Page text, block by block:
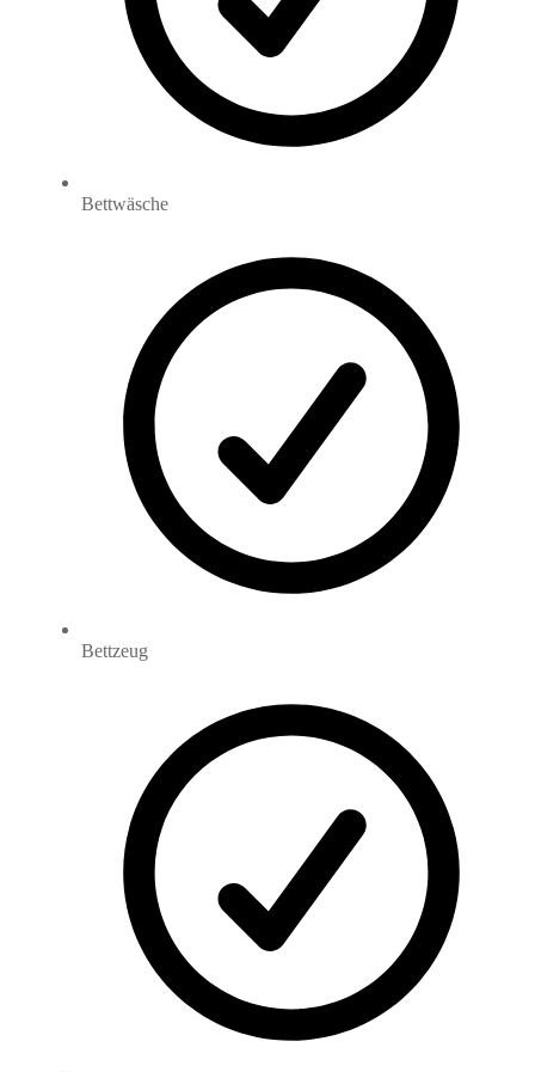
Bettwäsche
Bettzeug